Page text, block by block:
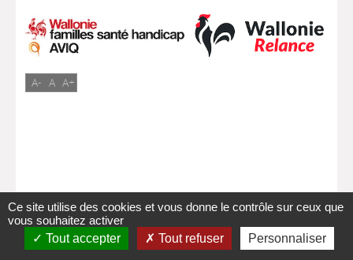
A- A A+
Ce site utilise des cookies et vous donne le contrôle sur ceux que
vous souhaitez activer
Tout accepter
Tout refuser Personnaliser